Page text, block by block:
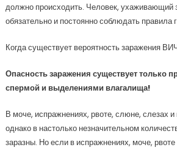
должно происходить. Человек,
обязательно и постоянно соблюдать правила
Когда существует вероятность заражения
Опасность заражения существует только
спермой и выделениями влагалища!
В моче, испражнениях, рвоте, слюне, слезах
однако в настолько незначительном
заразны. Но если в испражнениях, моче,